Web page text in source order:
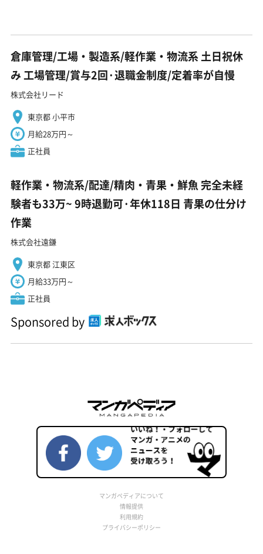
倉庫管理/工場・製造系/軽作業・物流系 土日祝休
み 工場管理/賞与2回·退職金制度/定着率が自慢
株式会社リード
東京都 小平市
月給28万円～
正社員
軽作業・物流系/配達/精肉・青果・鮮魚 完全未経
験者も33万~ 9時退勤可·年休118日 青果の仕分け
作業
株式会社遠鎌
東京都 江東区
月給33万円～
正社員
Sponsored by
マンガペディアについて
情報提供
利用規約
プライバシーポリシー